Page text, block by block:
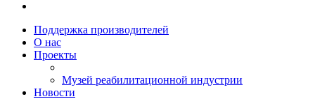
Поддержка производителей
О нас
Проекты
Музей реабилитационной индустрии
Новости